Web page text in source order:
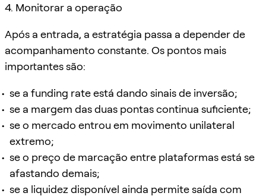
4. Monitorar a operação
Após a entrada, a estratégia passa a depender de
acompanhamento constante. Os pontos mais
importantes são:
se a funding rate está dando sinais de inversão;
se a margem das duas pontas continua suficiente;
se o mercado entrou em movimento unilateral
extremo;
se o preço de marcação entre plataformas está se
afastando demais;
se a liquidez disponível ainda permite saída com